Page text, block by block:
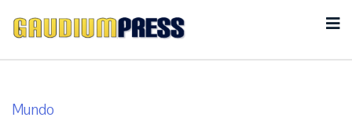
Mundo